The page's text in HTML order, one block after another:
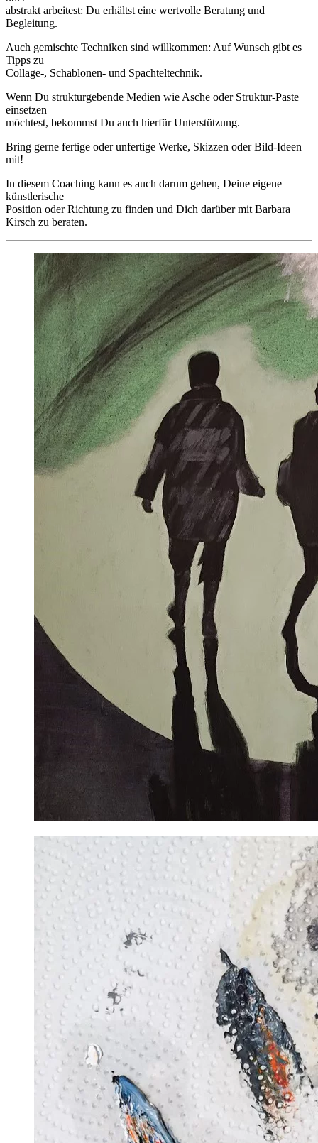
abstrakt arbeitest: Du erhältst eine wertvolle Beratung und
Begleitung.
Auch gemischte Techniken sind willkommen: Auf Wunsch gibt es
Tipps zu
Collage-, Schablonen- und Spachteltechnik.
Wenn Du strukturgebende Medien wie Asche oder Struktur-Paste
einsetzen
möchtest, bekommst Du auch hierfür Unterstützung.
Bring gerne fertige oder unfertige Werke, Skizzen oder Bild-Ideen
mit!
In diesem Coaching kann es auch darum gehen, Deine eigene
künstlerische
Position oder Richtung zu finden und Dich darüber mit Barbara
Kirsch zu beraten.